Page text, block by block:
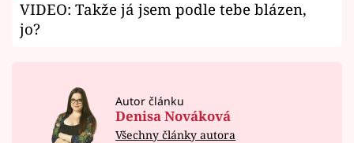
VIDEO: Takže já jsem podle tebe blázen,
jo?
Autor článku
Denisa Nováková
Všechny články autora